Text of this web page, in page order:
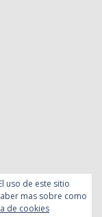
uso de este sitio
mas sobre como
de cookies